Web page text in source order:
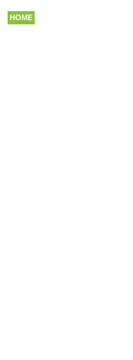
HOME